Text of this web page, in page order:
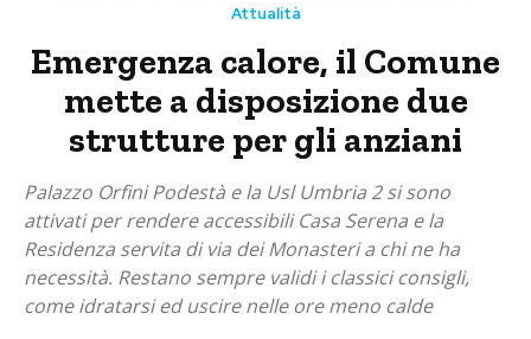
Attualità
Emergenza calore, il Comune
mette a disposizione due
strutture per gli anziani
Palazzo Orfini Podestà e la Usl Umbria 2 si sono
attivati per rendere accessibili Casa Serena e la
Residenza servita di via dei Monasteri a chi ne ha
necessità. Restano sempre validi i classici consigli,
come idratarsi ed uscire nelle ore meno calde